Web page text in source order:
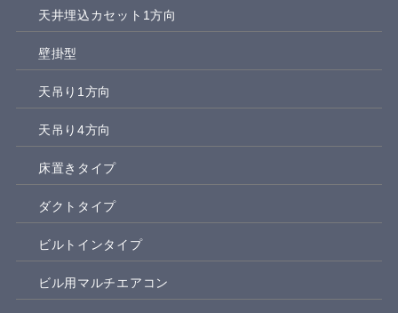
天井埋込カセット1方向
壁掛型
天吊り1方向
天吊り4方向
床置きタイプ
ダクトタイプ
ビルトインタイプ
ビル用マルチエアコン